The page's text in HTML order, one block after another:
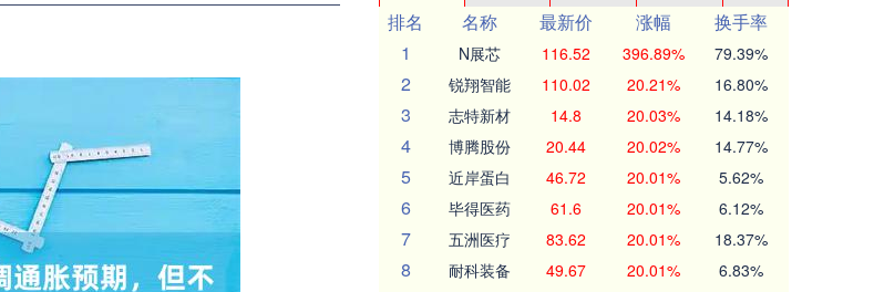
排名
名称 最新价 涨幅
换手率
1
N展芯 116.52 396.89% 79.39%
2 锐翔智能 110.02 20.21% 16.80%
3 志特新材 14.8 20.03% 14.18%
4 博腾股份 20.44 20.02% 14.77%
5 近岸蛋白 46.72 20.01% 5.62%
6 毕得医药 61.6 20.01% 6.12%
7 五洲医疗 83.62 20.01% 18.37%
8 耐科装备 49.67 20.01% 6.83%